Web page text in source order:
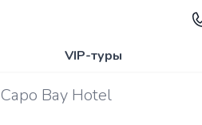
VIP-туры
Capo Bay Hotel